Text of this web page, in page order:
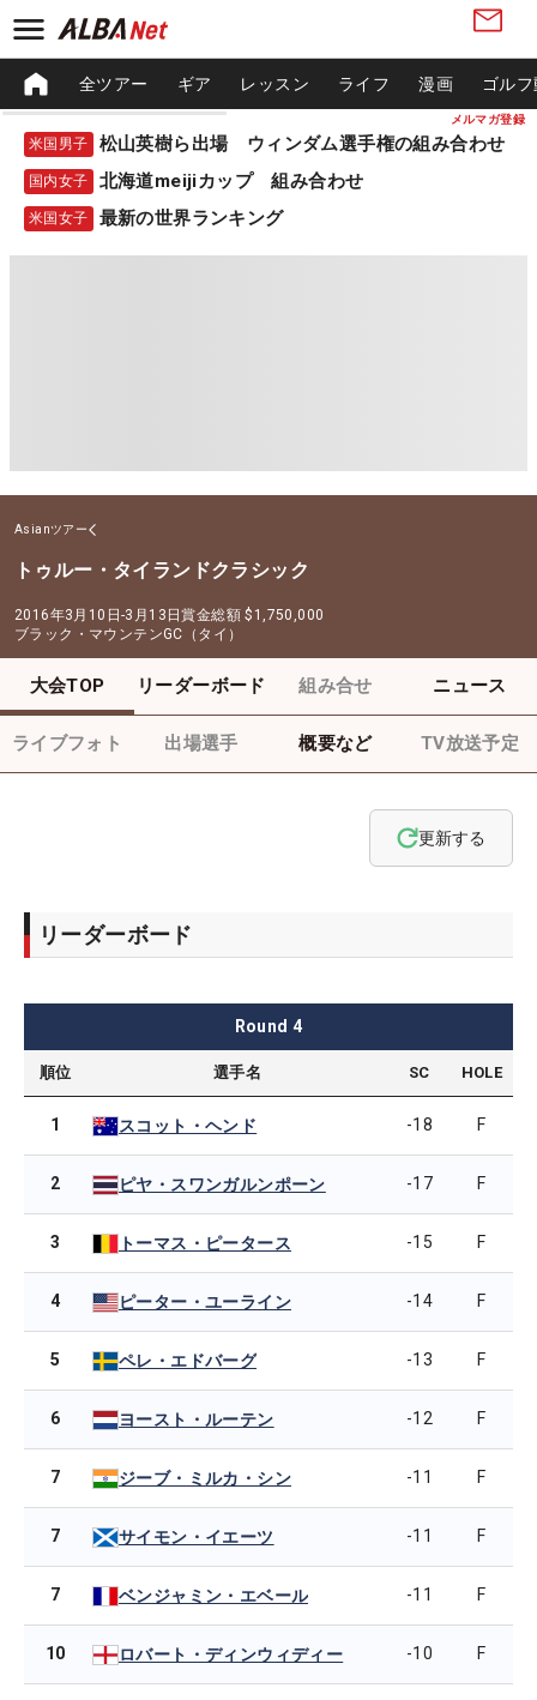
メルマガ登録
全ツアー ギア レッスン ライフ 漫画 ゴル
米国男子 松山英樹ら出場 ウィンダム選手権の組み合わせ
国内女子 北海道meijiカップ 組み合わせ
米国女子 最新の世界ランキング
Asianツアー
トゥルー・タイランドクラシック
2016年3月10日-3月13日賞金総額 $1,750,000
ブラック・マウンテンGC（タイ）
大会TOP リーダーボード 組み合せ ニュース
ライブフォト 出場選手 概要など TV放送予定
更新する
リーダーボード
Round 4
順位 選手名 SC HOLE
1 スコット・ヘンド -18 F
2 ピヤ・スワンガルンポーン -17 F
3 トーマス・ピータース -15 F
4 ピーター・ユーライン -14 F
5 ペレ・エドバーグ -13 F
6 ヨースト・ルーテン -12 F
7 ジーブ・ミルカ・シン -11 F
7 サイモン・イエーツ -11 F
7 ベンジャミン・エベール -11 F
10 ロバート・ディンウィディー -10 F